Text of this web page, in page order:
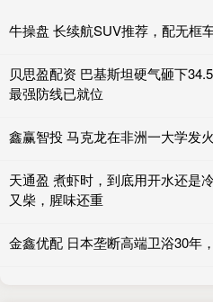
牛操盘 长续航SUV推荐，配无框
贝思盈配资 巴基斯坦硬气砸下
最强防线已就位
鑫赢智投 马克龙在非洲一大学发
天通盈 煮虾时，到底用开水还是
又柴，腥味还重
金鑫优配 日本垄断高端卫浴30年